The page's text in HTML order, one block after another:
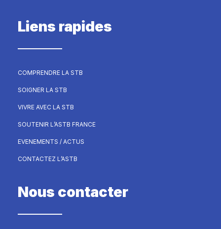
Liens rapides
COMPRENDRE LA STB
SOIGNER LA STB
VIVRE AVEC LA STB
SOUTENIR L’ASTB FRANCE
EVENEMENTS / ACTUS
CONTACTEZ L’ASTB
Nous contacter